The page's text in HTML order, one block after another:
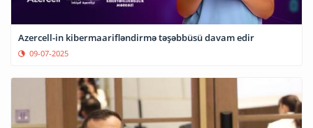
Azercell-in kibermaarifləndirmə təşəbbüsü davam edir
09-07-2025